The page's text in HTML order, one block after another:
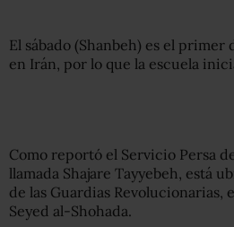
El sábado (Shanbeh) es el primer
en Irán, por lo que la escuela
Como reportó el Servicio Persa
llamada Shajare Tayyebeh, está
de las Guardias Revolucionarias,
Seyed al-Shohada.